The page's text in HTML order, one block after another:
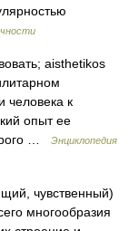
aisthetikos
человека к
опыт ее
…
Энциклопедия
чувственный)
многообразия